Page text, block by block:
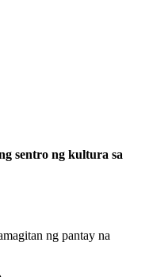
sentro ng kultura sa
ng pantay na